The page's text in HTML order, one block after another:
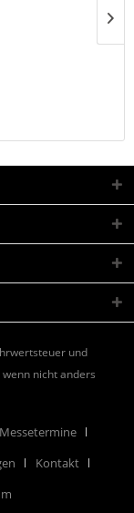
und
nicht anders
Messetermine
Kontakt